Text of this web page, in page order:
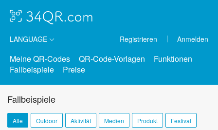
LANGUAGE Registrieren Anmelden
Meine QR-Codes QR-Code-Vorlagen
Funktionen
Fallbeispiele
Preise
Fallbeispiele
Alle Outdoor Aktivität Medien Produkt Festival